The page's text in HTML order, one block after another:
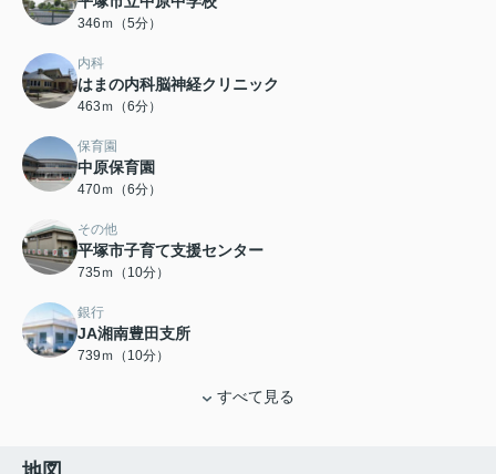
346ｍ（5分）
内科
はまの内科脳神経クリニック
463ｍ（6分）
保育園
中原保育園
470ｍ（6分）
その他
平塚市子育て支援センター
735ｍ（10分）
銀行
JA湘南豊田支所
739ｍ（10分）
すべて見る